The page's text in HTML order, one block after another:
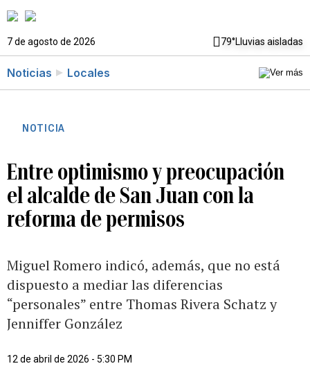
7 de agosto de 2026 79°Lluvias aisladas
Noticias Locales
NOTICIA
Entre optimismo y preocupación
el alcalde de San Juan con la
reforma de permisos
Miguel Romero indicó, además, que no está
dispuesto a mediar las diferencias
“personales” entre Thomas Rivera Schatz y
Jenniffer González
12 de abril de 2026 - 5:30 PM